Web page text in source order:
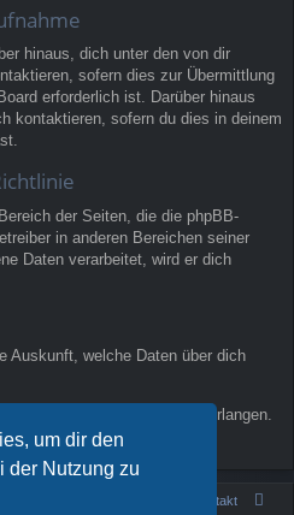
um dir den
der Nutzung zu
hinaus, dich unter den von dir
sofern dies zur Übermittlung
erforderlich ist. Darüber hinaus
kontaktieren, sofern du dies in deinem
der Seiten, die die phpBB-
in anderen Bereichen seiner
Daten verarbeitet, wird er dich
Auskunft, welche Daten über dich
Sperrung deiner Daten verlangen.
Kontakt